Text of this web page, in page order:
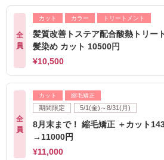
全
員
カット カラー トリートメント
髪質改善トステア配合酸熱トリー
髪染め カット 10500円
¥10,500
全
員
カット 縮毛矯正
期間限定 5/1(金)～8/31(月)
8月末まで！ 縮毛矯正 ＋カット
→11000円
¥11,000